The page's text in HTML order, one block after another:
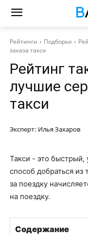
Рейтинги Подборки
заказа такси
Рейтинг
лучшие
такси
Эксперт: Илья Захаров
Такси - это быстрый,
способ добраться из
за поездку
на поездку.
Содержание